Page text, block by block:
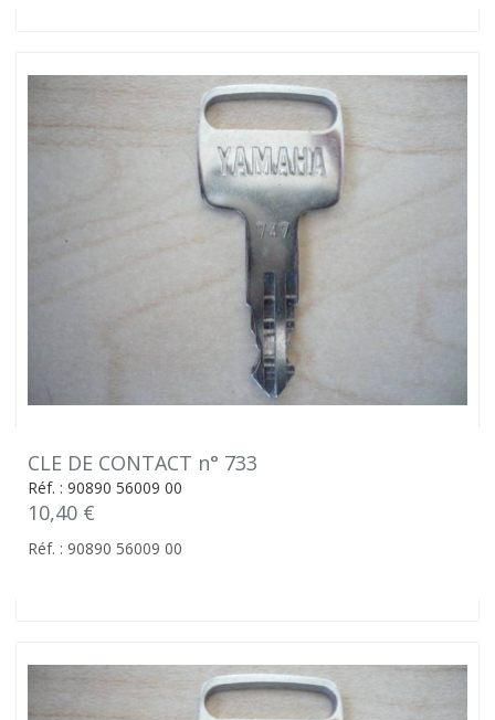
CLE DE CONTACT n° 733
Réf. : 90890 56009 00
10,40 €
Réf. : 90890 56009 00